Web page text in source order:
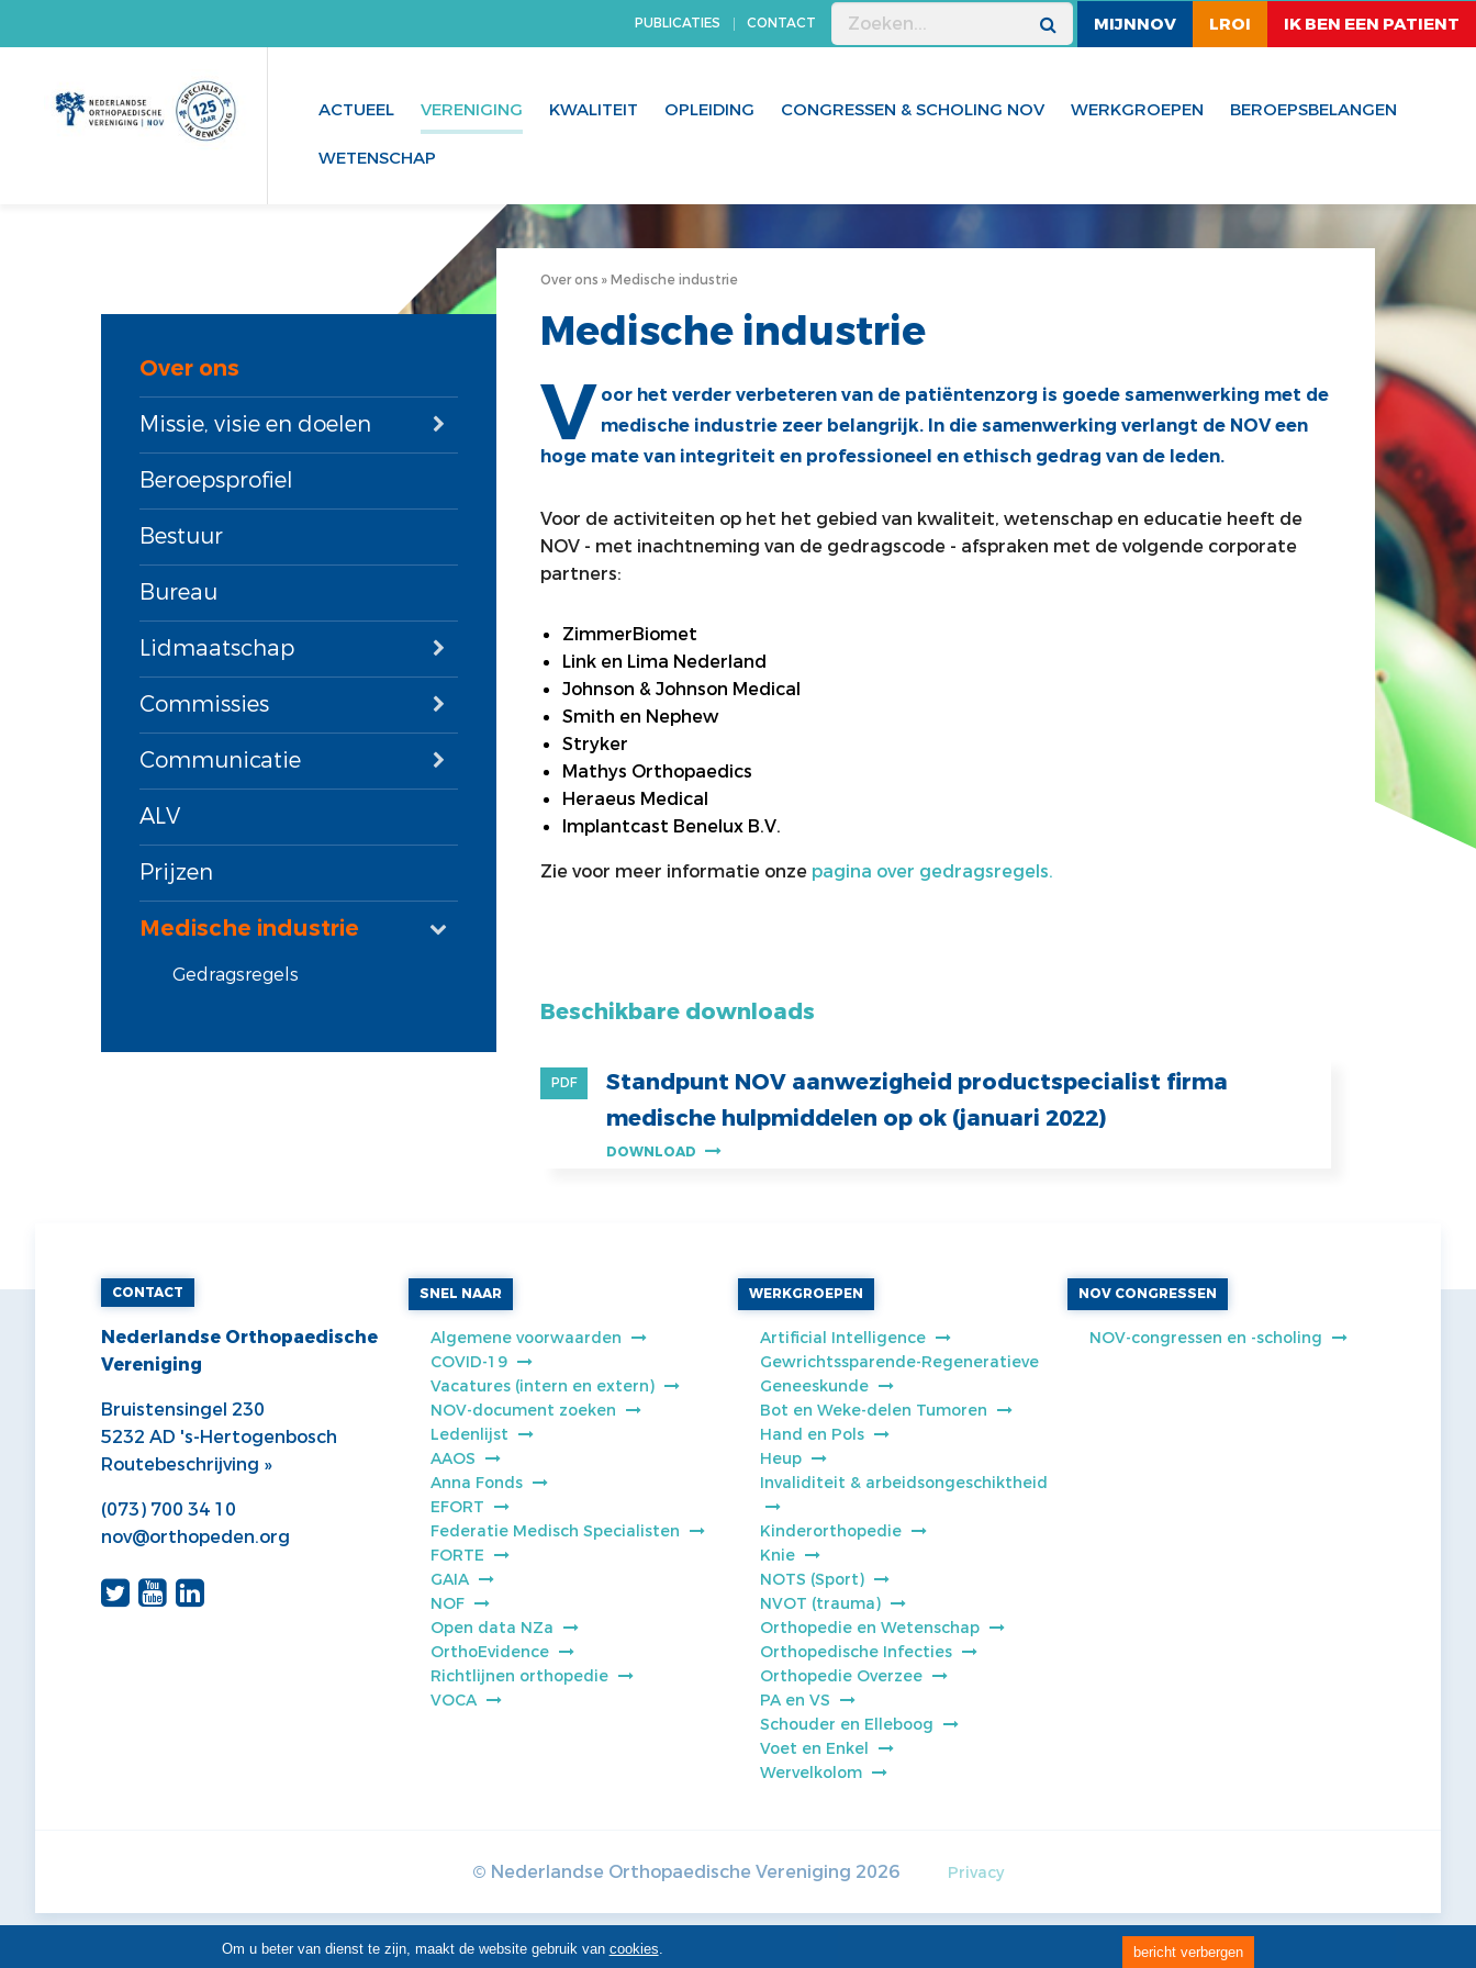
PUBLICATIES CONTACT MIJNNOV LROI IK BEN EEN PATIENT
ACTUEEL VERENIGING KWALITEIT OPLEIDING CONGRESSEN & SCHOLING NOV WERKGROEPEN BEROEPSBELANGEN
WETENSCHAP
Over ons
Missie, visie en doelen
Beroepsprofiel
Bestuur
Bureau
Lidmaatschap
Commissies
Communicatie
ALV
Prijzen
Medische industrie
Gedragsregels
Over ons Medische industrie
Medische industrie
Voor het verder verbeteren van de patiëntenzorg is goede samenwerking met de
medische industrie zeer belangrijk. In die samenwerking verlangt de NOV een
hoge mate van integriteit en professioneel en ethisch gedrag van de leden.
Voor de activiteiten op het het gebied van kwaliteit, wetenschap en educatie heeft de
NOV - met inachtneming van de gedragscode - afspraken met de volgende corporate
partners:
ZimmerBiomet
Link en Lima Nederland
Johnson & Johnson Medical
Smith en Nephew
Stryker
Mathys Orthopaedics
Heraeus Medical
Implantcast Benelux B.V.
Zie voor meer informatie onze pagina over gedragsregels.
Beschikbare downloads
PDF
Standpunt NOV aanwezigheid productspecialist firma
medische hulpmiddelen op ok (januari 2022)
DOWNLOAD
CONTACT
Nederlandse Orthopaedische
Vereniging
Bruistensingel 230
5232 AD 's-Hertogenbosch
Routebeschrijving »
(073) 700 34 10
nov@orthopeden.org
SNEL NAAR
Algemene voorwaarden
COVID-19
Vacatures (intern en extern)
NOV-document zoeken
Ledenlijst
AAOS
Anna Fonds
EFORT
Federatie Medisch Specialisten
FORTE
GAIA
NOF
Open data NZa
OrthoEvidence
Richtlijnen orthopedie
VOCA
WERKGROEPEN
Artificial Intelligence
Gewrichtssparende-Regeneratieve
Geneeskunde
Bot en Weke-delen Tumoren
Hand en Pols
Heup
Invaliditeit & arbeidsongeschiktheid
Kinderorthopedie
Knie
NOTS (Sport)
NVOT (trauma)
Orthopedie en Wetenschap
Orthopedische Infecties
Orthopedie Overzee
PA en VS
Schouder en Elleboog
Voet en Enkel
Wervelkolom
NOV CONGRESSEN
NOV-congressen en -scholing
© Nederlandse Orthopaedische Vereniging 2026 Privacy
Om u beter van dienst te zijn, maakt de website gebruik van cookies. bericht verbergen